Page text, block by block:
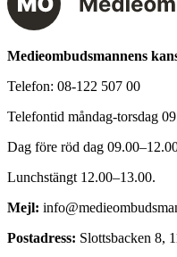
Medieombudsmannens
Telefon: 08-122 507 00
Telefontid måndag-torsdag
Dag före röd dag
Lunchstängt 12.00–13.00.
Mejl:
Postadress: Slottsbacken 8,